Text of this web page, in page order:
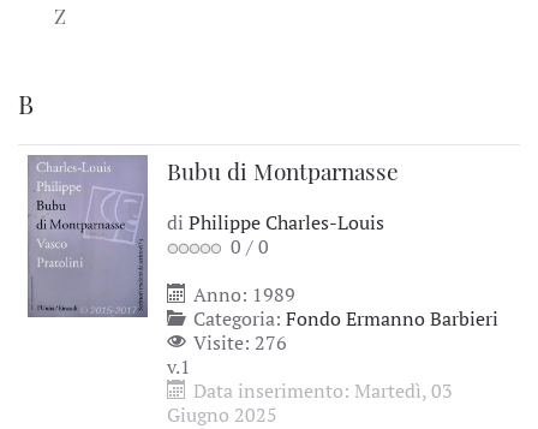
Z
B
Bubu di Montparnasse
di Philippe Charles-Louis
0 /0
Anno: 1989
Categoria: Fondo Ermanno Barbieri
Visite: 276
v.1
Data inserimento: Martedì, 03
Giugno 2025